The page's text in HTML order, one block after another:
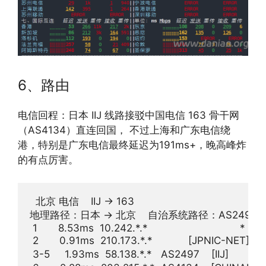
6、路由
电信回程：日本 IIJ 线路接驳中国电信 163 骨干网
（AS4134）直连回国， 不过上海和广东电信绕
港，特别是广东电信最终延迟为191ms+，晚高峰炸
的有点厉害。
  北京 电信    IIJ -> 163
地理路径：日本 -> 北京    自治系统路径：
1       8.53ms  10.242.*.*                               *
2       0.91ms  210.173.*.*            [JPNIC-NET]
3-5     1.93ms  58.138.*.*   AS2497    [IIJ]